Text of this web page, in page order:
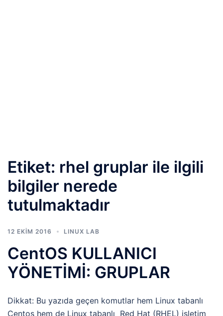
Etiket: rhel gruplar ile ilgili
bilgiler nerede
tutulmaktadır
12 EKIM 2016 LINUX LAB
CentOS KULLANICI
YÖNETİMİ: GRUPLAR
Dikkat: Bu yazıda geçen komutlar hem Linux tabanlı
Centos hem de Linux tabanlı Red Hat (RHEL) işletim